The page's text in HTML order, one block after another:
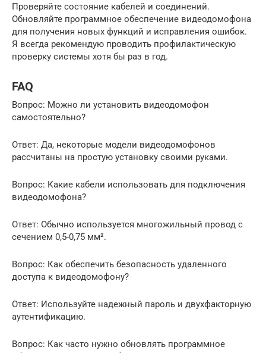
Проверяйте состояние кабелей и соединений.
Обновляйте программное обеспечение видеодомофона
для получения новых функций и исправления ошибок.
Я всегда рекомендую проводить профилактическую
проверку системы хотя бы раз в год.
FAQ
Вопрос: Можно ли установить видеодомофон
самостоятельно?
Ответ: Да, некоторые модели видеодомофонов
рассчитаны на простую установку своими руками.
Вопрос: Какие кабели использовать для подключения
видеодомофона?
Ответ: Обычно используется многожильный провод с
сечением 0,5-0,75 мм².
Вопрос: Как обеспечить безопасность удаленного
доступа к видеодомофону?
Ответ: Используйте надежный пароль и двухфакторную
аутентификацию.
Вопрос: Как часто нужно обновлять программное